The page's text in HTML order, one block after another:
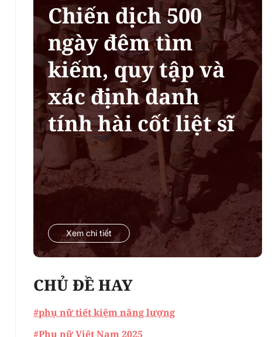
Chiến dịch 500
ngày đêm tìm
kiếm, quy tập và
xác định danh
tính hài cốt liệt sĩ
Xem chi tiết
CHỦ ĐỀ HAY
#phụ nữ tiết kiệm năng lượng
#Phụ nữ Việt Nam 2025